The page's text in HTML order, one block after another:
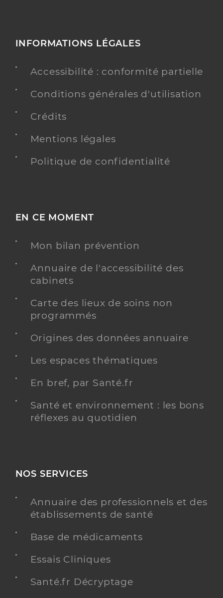
INFORMATIONS LÉGALES
Accessibilité : conformité partielle
Conditions générales d'utilisation
Crédits
Mentions légales
Politique de confidentialité
EN CE MOMENT
Mon bilan prévention
Annuaire de l'accessibilité des
cabinets
Carte des lieux de soins non
programmés
Origines des données annuaire
Les espaces thématiques
En bref, par Santé.fr
Santé et environnement : les bons
réflexes au quotidien
NOS SERVICES
Annuaire des professionnels et des
établissements de santé
Base de médicaments
Essais Cliniques
Santé.fr Décryptage